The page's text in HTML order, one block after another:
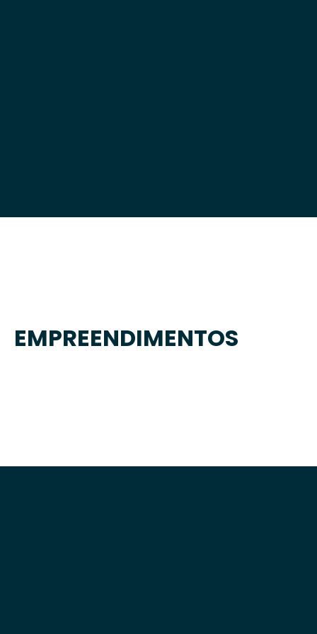
EMPREENDIMENTOS